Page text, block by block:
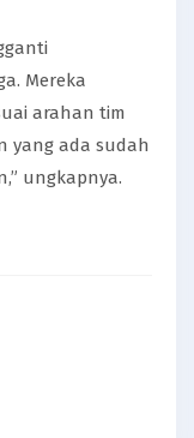
Mereka
arahan tim
yang ada sudah
ungkapnya.